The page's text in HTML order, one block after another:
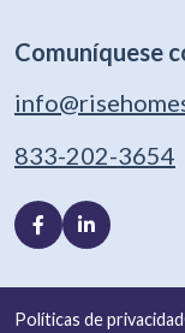
Comuníquese
833-202-3654
Políticas de privacidad